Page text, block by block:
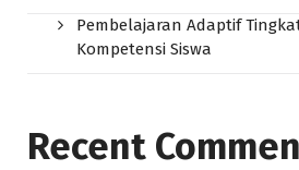
Pembelajaran Adaptif
Kompetensi Siswa
Recent